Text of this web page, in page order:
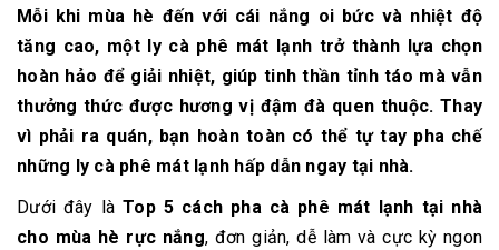
Mỗi khi mùa hè đến với cái nắng oi bức và nhiệt độ
tăng cao, một ly cà phê mát lạnh trở thành lựa chọn
hoàn hảo để giải nhiệt, giúp tinh thần tỉnh táo mà vẫn
thưởng thức được hương vị đậm đà quen thuộc. Thay
vì phải ra quán, bạn hoàn toàn có thể tự tay pha chế
những ly cà phê mát lạnh hấp dẫn ngay tại nhà.
Dưới đây làTop 5 cách pha cà phê mát lạnh tại nhà
cho mùa hè rực nắng, đơn giản, dễ làm và cực kỳ ngon